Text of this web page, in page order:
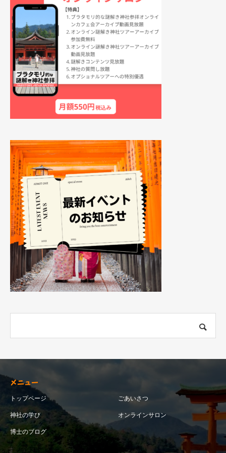
メニュー
トップページ ごあいさつ
神社の学び オンラインサロン
博士のブログ